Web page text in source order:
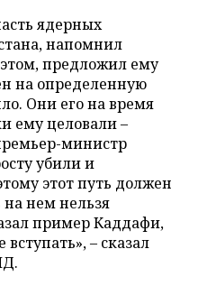
ядерных
напомнил
этом, предложил ему
на определенную
Они его на время
ему целовали –
министр
убили и
этот путь должен
нем нельзя
пример Каддафи,
– сказал